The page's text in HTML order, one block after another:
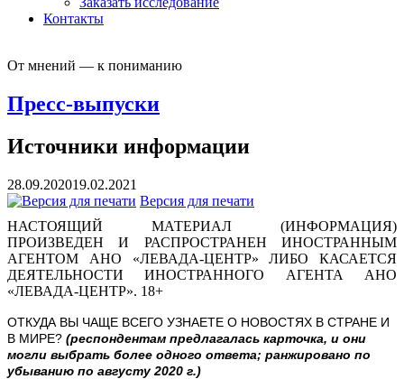
Контакты
От мнений — к пониманию
Пресс-выпуски
Источники информации
28.09.202019.02.2021
Версия для печати
НАСТОЯЩИЙ МАТЕРИАЛ (ИНФОРМАЦИЯ)
ПРОИЗВЕДЕН И РАСПРОСТРАНЕН ИНОСТРАННЫМ
АГЕНТОМ АНО «ЛЕВАДА-ЦЕНТР» ЛИБО КАСАЕТСЯ
ДЕЯТЕЛЬНОСТИ ИНОСТРАННОГО АГЕНТА АНО
«ЛЕВАДА-ЦЕНТР». 18+
ОТКУДА ВЫ ЧАЩЕ ВСЕГО УЗНАЕТЕ О НОВОСТЯХ В СТРАНЕ И
В МИРЕ? (респондентам предлагалась карточка, и они
могли выбрать более одного ответа; ранжировано по
убыванию по августу 2020 г.)